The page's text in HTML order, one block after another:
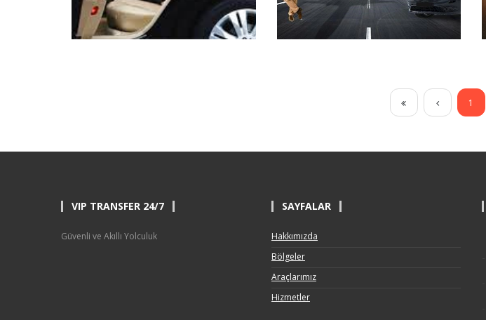
1
VIP TRANSFER 24/7
Güvenli ve Akıllı Yolculuk
SAYFALAR
Hakkımızda
Bölgeler
Araçlarımız
Hizmetler